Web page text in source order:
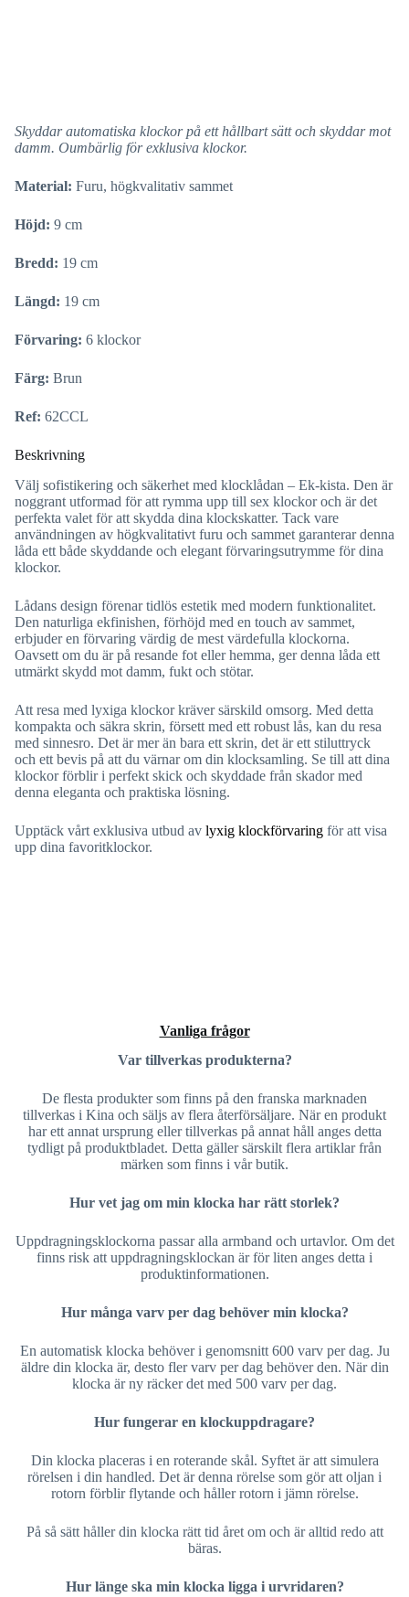
Skyddar automatiska klockor på ett hållbart sätt och skyddar mot
damm. Oumbärlig för exklusiva klockor.
Material: Furu, högkvalitativ sammet
Höjd: 9 cm
Bredd: 19 cm
Längd: 19 cm
Förvaring: 6 klockor
Färg: Brun
Ref: 62CCL
Beskrivning
Välj sofistikering och säkerhet med klocklådan – Ek-kista. Den är
noggrant utformad för att rymma upp till sex klockor och är det
perfekta valet för att skydda dina klockskatter. Tack vare
användningen av högkvalitativt furu och sammet garanterar denna
låda ett både skyddande och elegant förvaringsutrymme för dina
klockor.
Lådans design förenar tidlös estetik med modern funktionalitet.
Den naturliga ekfinishen, förhöjd med en touch av sammet,
erbjuder en förvaring värdig de mest värdefulla klockorna.
Oavsett om du är på resande fot eller hemma, ger denna låda ett
utmärkt skydd mot damm, fukt och stötar.
Att resa med lyxiga klockor kräver särskild omsorg. Med detta
kompakta och säkra skrin, försett med ett robust lås, kan du resa
med sinnesro. Det är mer än bara ett skrin, det är ett stiluttryck
och ett bevis på att du värnar om din klocksamling. Se till att dina
klockor förblir i perfekt skick och skyddade från skador med
denna eleganta och praktiska lösning.
Upptäck vårt exklusiva utbud av lyxig klockförvaring för att visa
upp dina favoritklockor.
Vanliga frågor
Var tillverkas produkterna?
De flesta produkter som finns på den franska marknaden
tillverkas i Kina och säljs av flera återförsäljare. När en produkt
har ett annat ursprung eller tillverkas på annat håll anges detta
tydligt på produktbladet. Detta gäller särskilt flera artiklar från
märken som finns i vår butik.
Hur vet jag om min klocka har rätt storlek?
Uppdragningsklockorna passar alla armband och urtavlor. Om det
finns risk att uppdragningsklockan är för liten anges detta i
produktinformationen.
Hur många varv per dag behöver min klocka?
En automatisk klocka behöver i genomsnitt 600 varv per dag. Ju
äldre din klocka är, desto fler varv per dag behöver den. När din
klocka är ny räcker det med 500 varv per dag.
Hur fungerar en klockuppdragare?
Din klocka placeras i en roterande skål. Syftet är att simulera
rörelsen i din handled. Det är denna rörelse som gör att oljan i
rotorn förblir flytande och håller rotorn i jämn rörelse.
På så sätt håller din klocka rätt tid året om och är alltid redo att
bäras.
Hur länge ska min klocka ligga i urvridaren?